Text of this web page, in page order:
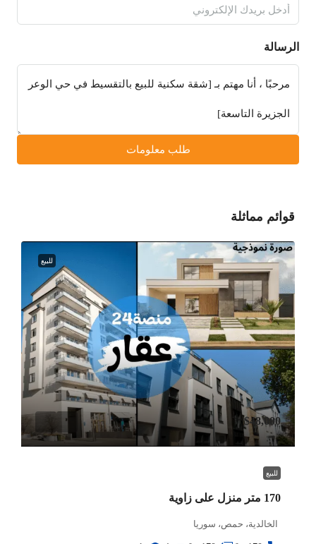
الرسالة
طلب معلومات
قوائم مماثلة
للبيع
$48,000
للبيع
170 متر منزل على زاوية
الخالدية، حمص، سوريا